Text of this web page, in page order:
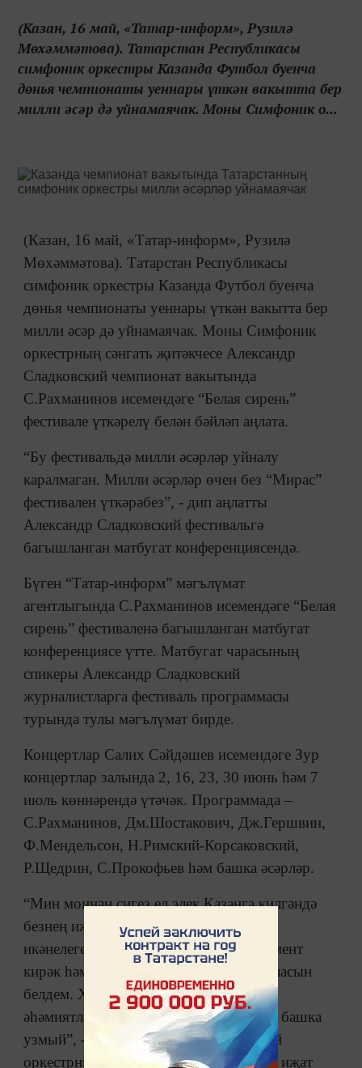
(Казан, 16 май, «Татар-информ», Рузилә
Мөхәммәтова). Татарстан Республикасы
симфоник оркестры Казанда Футбол буенча
дөнья чемпионаты уеннары үткән вакытта бер
милли әсәр дә уйнамаячак. Моны Симфоник о...
(Казан, 16 май, «Татар-информ», Рузилә
Мөхәммәтова). Татарстан Республикасы
симфоник оркестры Казанда Футбол буенча
дөнья чемпионаты уеннары үткән вакытта бер
милли әсәр дә уйнамаячак. Моны Симфоник
оркестрның сәнгать җитәкчесе Александр
Сладковский чемпионат вакытында
С.Рахманинов исемендәге “Белая сирень”
фестивале үткәрелү белән бәйләп аңлата.
“Бу фестивальдә милли әсәрләр уйналу
каралмаган. Милли әсәрләр өчен без “Мирас”
фестивален үткәрәбез”, - дип аңлатты
Александр Сладковский фестивальгә
багышланган матбугат конференциясендә.
Бүген “Татар-информ” мәгълүмат
агентлыгында С.Рахманинов исемендәге “Белая
сирень” фестиваленә багышланган матбугат
конференциясе үтте. Матбугат чарасының
спикеры Александр Сладковский
журналистларга фестиваль программасы
турында тулы мәгълүмат бирде.
Концертлар Салих Сәйдәшев исемендәге Зур
концертлар залында 2, 16, 23, 30 июнь һәм 7
июль көннәрендә үтәчәк. Программада –
С.Рахманинов, Дм.Шостакович, Дж.Гершвин,
Ф.Мендельсон, Н.Римский-Корсаковский,
Р.Щедрин, С.Прокофьев һәм башка әсәрләр.
“Мин моннан сигез ел элек Казанга килгәндә
безнең иҗади яктан нәрсәгә сәләтле
икәнелегебезне күрсәтә торган инструмент
кирәк һәм оркестр шул инструмент буласын
белдем. Хәзер, күрәсезме, азмы-күпме
әһәмиятле бер генә чара да оркестрдан башка
узмый”, - диде Александр Сладковский
оркестрның формада булуы һәм камил иҗат